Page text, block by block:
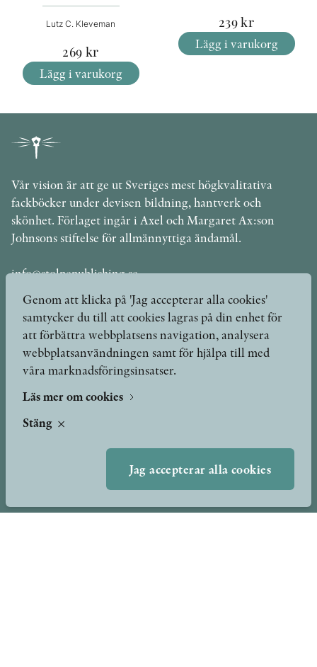
Lutz C. Kleveman
269 kr
Lägg i varukorg
239kr
Lägg i varukorg
Vår vision är att ge ut Sveriges mest högkvalitativa
fackböcker under devisen bildning, hantverk och
skönhet. Förlaget ingår i Axel och Margaret Ax:son
Johnsons stiftelse för allmännyttiga ändamål.
info@stolpepublishing.se
Böcker
Författare
Yukiko och Patrik möter
Hilma af Klint
Om oss
Genom att klicka på 'Jag accepterar alla cookies'
samtycker du till att cookies lagras på din enhet för
att förbättra webbplatsens navigation, analysera
webbplatsanvändningen samt för hjälpa till med
våra marknadsföringsinsatser.
Läs mer om cookies
Stäng
Jag accepterar alla cookies